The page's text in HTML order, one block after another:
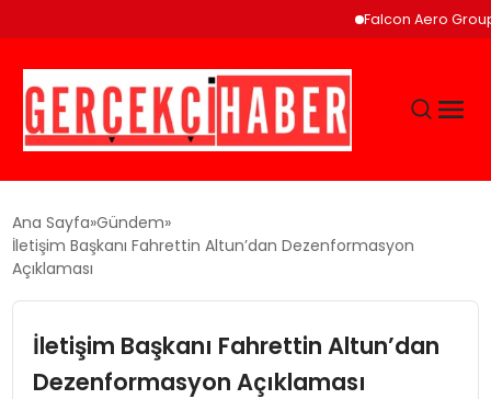
Falcon Aero Group,
GÜNCEL
EĞITIM
EKONOMI
Ana Sayfa Gündem
İletişim Başkanı Fahrettin Altun’dan Dezenformasyon
Açıklaması
İletişim Başkanı Fahrettin Altun’dan
Dezenformasyon Açıklaması